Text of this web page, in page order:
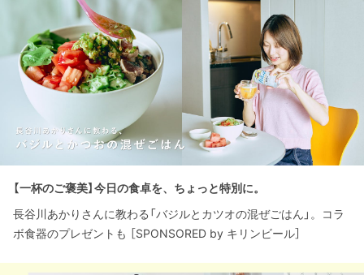
【一杯のご褒美】今日の食卓を、ちょっと特別に。
長谷川あかりさんに教わる「バジルとカツオの混ぜごはん」。コラ
ボ食器のプレゼントも ［SPONSORED by キリンビール］